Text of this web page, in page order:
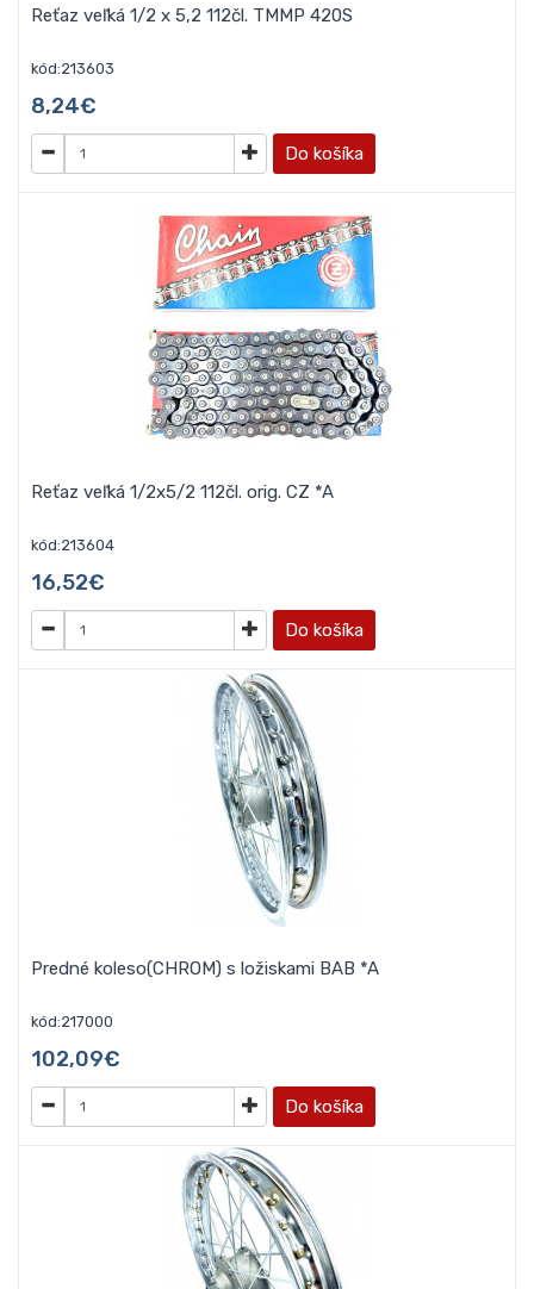
Reťaz veľká 1/2 x 5,2 112čl. TMMP 420S
kód:213603
8,24€
Do košíka
Reťaz veľká 1/2x5/2 112čl. orig. CZ *A
kód:213604
16,52€
Do košíka
Predné koleso(CHROM) s ložiskami BAB *A
kód:217000
102,09€
Do košíka